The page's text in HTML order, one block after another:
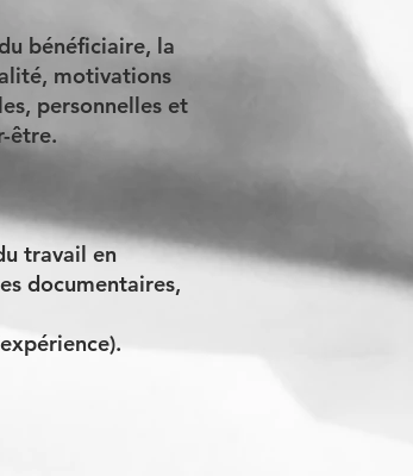
bénéficiaire, la
motivations
personnelles et
être.
travail en
documentaires,